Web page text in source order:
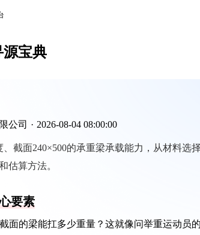
源宝典
公司 · 2026-08-04 08:00:00
、截面240×500的承重梁承载能力，从材料选
估算方法。
要素
截面的梁能扛多少重量？这就像问举重运动